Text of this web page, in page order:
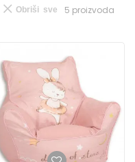
5 proizvoda
Obriši sve